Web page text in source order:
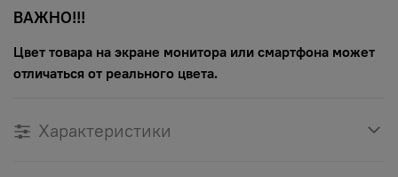
ВАЖНО!!!
Цвет товара на экране монитора или смартфона может
отличаться от реального цвета.
Характеристики